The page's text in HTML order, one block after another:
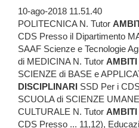
10-ago-2018 11.51.40
POLITECNICA N. Tutor
CDS Presso il Dipartimento
SAAF Scienze e Tecnologie
di MEDICINA N. Tutor AMBITI
SCIENZE di BASE e
DISCIPLINARI SSD Per i
SCUOLA di SCIENZE
CULTURALE N. Tutor AMBITI
CDS Presso ... 11,12),